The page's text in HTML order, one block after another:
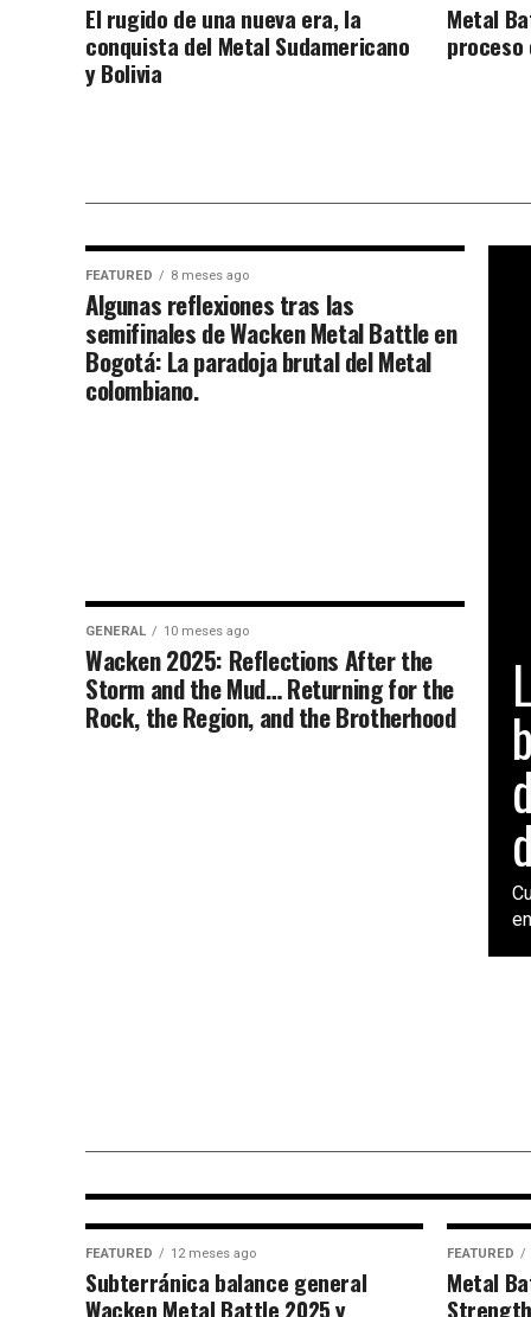
El rugido de una nueva era, la
conquista del Metal Sudamericano
y Bolivia
Metal
FEATURED 8 meses ago
Algunas reflexiones tras las
semifinales de Wacken Metal Battle en
Bogotá: La paradoja brutal del Metal
colombiano.
GENERAL 10 meses ago
Wacken 2025: Reflections After the
Storm and the Mud… Returning for the
Rock, the Region, and the Brotherhood
mundial.
FEATURED 12 meses ago
Subterránica balance general
Wacken Metal Battle 2025 y
FEATURED
Metal